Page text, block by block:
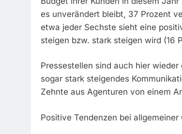
es unverändert bleibt, 37 Prozent
etwa jeder Sechste sieht eine
steigen bzw. stark steigen wird (16
Pressestellen sind auch hier
sogar stark steigendes
Zehnte aus Agenturen von einem
Positive Tendenzen bei